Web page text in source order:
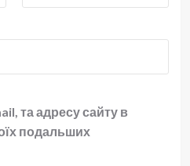
та адресу сайту в
подальших